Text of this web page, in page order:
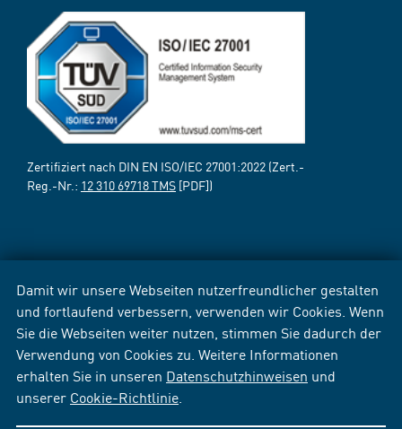
Damit wir unsere Webseiten nutzerfreundlicher gestalten
und fortlaufend verbessern, verwenden wir Cookies. Wenn
Sie die Webseiten weiter nutzen, stimmen Sie dadurch der
Verwendung von Cookies zu. Weitere Informationen
erhalten Sie in unseren Datenschutzhinweisen und
unserer Cookie-Richtlinie
Zertifiziert nach DIN EN ISO/IEC 27001:2022 (Zert.-
Reg.-Nr.: 12 310 69718 TMS [PDF])